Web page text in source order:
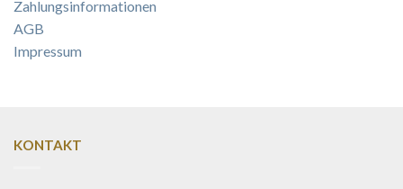
Zahlungsinformationen
AGB
Impressum
KONTAKT